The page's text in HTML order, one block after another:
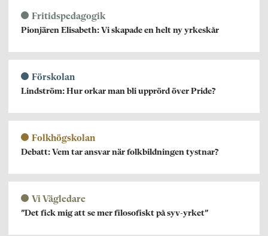
Fritidspedagogik
Pionjären Elisabeth: Vi skapade en helt ny yrkeskår
Förskolan
Lindström: Hur orkar man bli upprörd över Pride?
Folkhögskolan
Debatt: Vem tar ansvar när folkbildningen tystnar?
Vi Vägledare
”Det fick mig att se mer filosofiskt på syv-yrket”